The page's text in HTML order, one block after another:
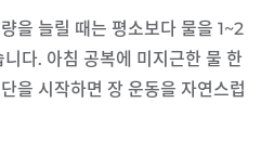
을 늘릴 때는 평소보다 물을 1~2
다. 아침 공복에 미지근한 물 한
을 시작하면 장 운동을 자연스럽